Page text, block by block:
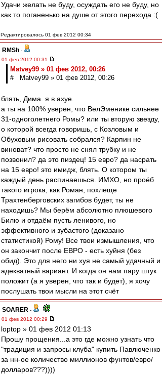
Удачи желать не буду, осуждать его не буду, но
как то поганенько на душе от этого перехода :(
Редактировалось 01 фев 2012 00:34
RMSh -
01 фев 2012 00:31
Matvey99 » 01 фев 2012, 00:26
# Matvey99 » 01 фев 2012, 00:26
блять, Дима. я в ахуе.
а ты на 100% уверен, что ВелЭменике сильнее
31-одноголетнего Ромы? или ты вторую звезду,
о которой всегда говоришь, с Козловым и
Обуховым рисовать собрался? Карпин не
виноват? что просто не снял трубку и не
позвонил? да это пиздец! 15 евро? да насрать
на 15 евро! это имидж, блять. О котором ты
каждый день распинаешься. ИМХО, но проёб
такого игрока, как Роман, похлеще
Трахтенберговских загибов будет, ты не
находишь? Мы берём абсолютно плюшевого
Билю и отдаём пусть ленивого, но
эффективного и зубастого (доказано
статистикой) Рому! Все твои измышления, что
он закончит после ЕВРО - есть хуйня (без
обид). Это для него ни хуя не самый удачный и
адекватный вариант. И когда он нам пару штук
положит (а я уверен, что так и будет), я хочу
послушать твои мысли на этот счёт
SOARER -
01 фев 2012 00:29
loptop » 01 фев 2012 01:13
Прошу прощения...а это где можно узнать что
"традиция и запросы клуба" купить Павлюченко
за нн-ое количество миллионов фунтов/евро/
долларов???))))